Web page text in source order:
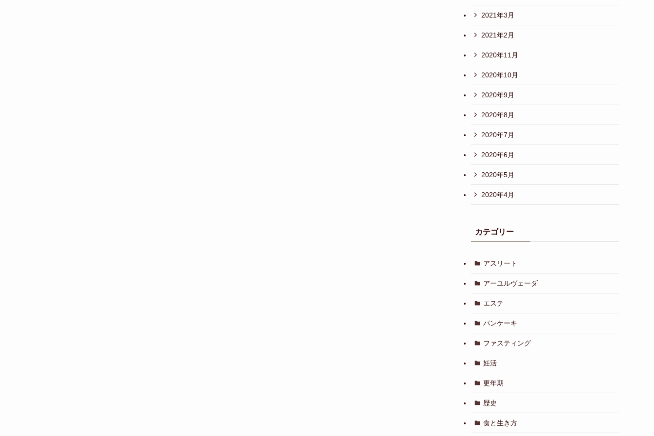
2021年3月
2021年2月
2020年11月
2020年10月
2020年9月
2020年8月
2020年7月
2020年6月
2020年5月
2020年4月
カテゴリー
アスリート
アーユルヴェーダ
エステ
パンケーキ
ファスティング
妊活
更年期
歴史
食と生き方